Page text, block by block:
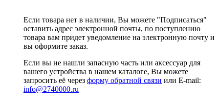
Если товара нет в наличии, Вы можете "Подписаться"
оставить адрес электронной почты, по поступлению
товара вам придет уведомление на электронную почту и
вы оформите заказ.
Если вы не нашли запасную часть или аксессуар для
вашего устройства в нашем каталоге, Вы можете
запросить её через форму обратной связи или E-mail:
info@2740000.ru